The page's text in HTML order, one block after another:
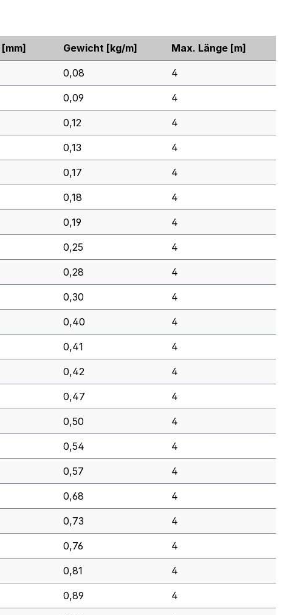
[mm] Gewicht [kg/m] Max. Länge [m]
0,08 4
0,09 4
0,12 4
0,13 4
0,17 4
0,18 4
0,19 4
0,25 4
0,28 4
0,30 4
0,40 4
0,41 4
0,42 4
0,47 4
0,50 4
0,54 4
0,57 4
0,68 4
0,73 4
0,76 4
0,81 4
0,89 4